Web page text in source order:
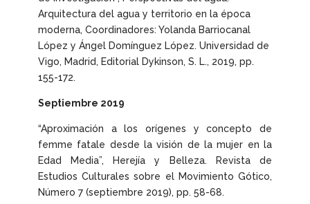
Arquitectura del agua y territorio en la época
moderna, Coordinadores: Yolanda Barriocanal
López y Ángel Domínguez López. Universidad de
Vigo, Madrid, Editorial Dykinson, S. L., 2019, pp.
155-172.
Septiembre 2019
“Aproximación a los orígenes y concepto de
femme fatale desde la visión de la mujer en la
Edad Media”,
Herejía y Belleza. Revista de
Estudios Culturales sobre el Movimiento Gótico,
Número 7 (septiembre 2019), pp. 58-68.